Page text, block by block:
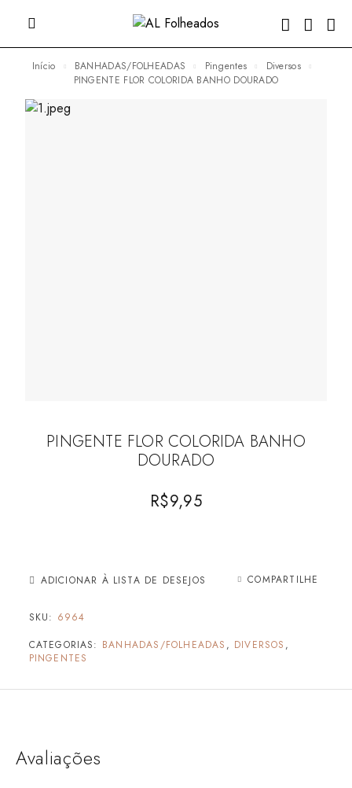
Início BANHADAS/FOLHEADAS Pingentes
Diversos
PINGENTE FLOR COLORIDA BANHO DOURADO
PINGENTE FLOR COLORIDA BANHO
DOURADO
R$9,95
ADICIONAR À LISTA DE DESEJOS COMPARTILHE
SKU: 6964
CATEGORIAS: BANHADAS/FOLHEADAS , DIVERSOS ,
PINGENTES
Avaliações